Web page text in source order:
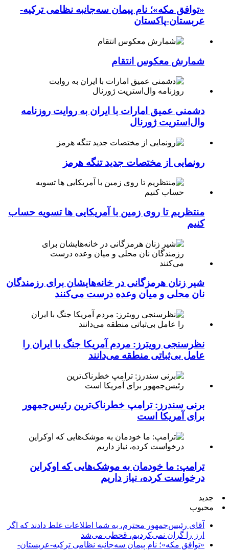
«توافق مکه»؛ نام پیمان سه‌جانبه نظامی ترکیه-
عربستان-پاکستان
شمارش معکوس انتقام
دشمنی عمیق امارات با ایران به روایت روزنامه
وال‌استریت ژورنال
رونمایی از مختصات جدید تنگه هرمز
منتظریم تا روی زمین با آمریکایی ها تسویه حساب
کنیم
شیر زنان هرمزگانی در خانه‌هایشان برای رزمندگان
نان محلی و میان وعده درست می‌کنند
نظرسنجی رویترز: مردم آمریکا جنگ با ایران را
عامل بی‌ثباتی منطقه می‌دانند
برنی سندرز: ترامپ خطرناک‌ترین رئیس‌جمهور
برای آمریکا است
ترامپ: ما خودمان به موشک‌هایی که اوکراین
درخواست کرده، نیاز داریم
جدید
محبوب
آقای رئیس‌جمهور محترم، به شما اطلاعات غلط دادند که اگر
ارز را گران نمی‌کردیم، قحطی می‌شد
«توافق مکه»؛ نام پیمان سه‌جانبه نظامی ترکیه-عربستان-